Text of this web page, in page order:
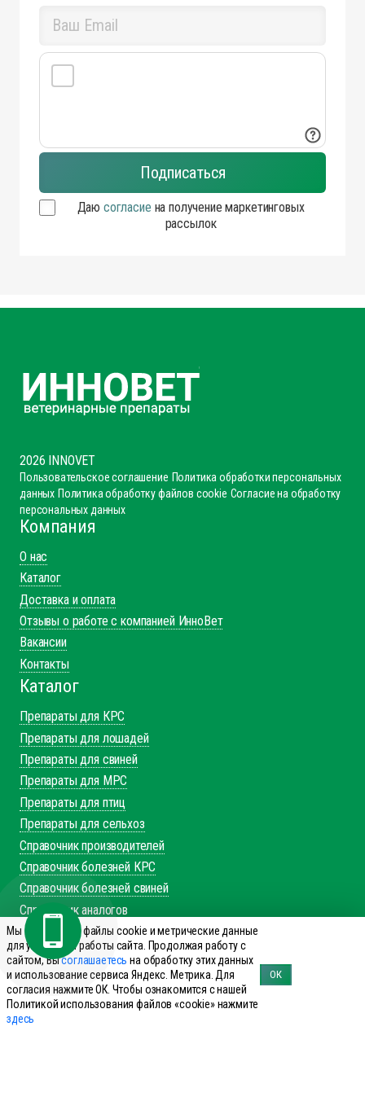
Даю согласие на получение маркетинговых
рассылок
2026 INNOVET
Пользовательское соглашение Политика обработки персональных
данных Политика обработку файлов cookie Согласие на обработку
персональных данных
Компания
О нас
Каталог
Доставка и оплата
Отзывы о работе с компанией ИнноВет
Вакансии
Контакты
Каталог
Препараты для КРС
Препараты для лошадей
Препараты для свиней
Препараты для МРС
Препараты для птиц
Препараты для сельхоз
Справочник производителей
Справочник болезней КРС
Справочник болезней свиней
Справочник аналогов
+7 (495) 644-19-69
Заказать звонок
143960 Реутов, ул. Фабричная дом 8
office@innovet.ru
Мы используем файлы cookie и метрические данные
для улучшения работы сайта. Продолжая работу с
сайтом, Высоглашаетесь на обработку этих данных
и использование сервиса Яндекс. Метрика. Для
согласия нажмите ОК. Чтобы ознакомится с нашей
Политикой использования файлов «cookie» нажмите
здесь
ОК